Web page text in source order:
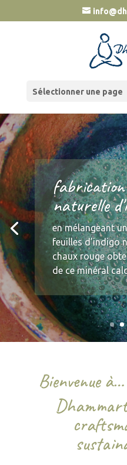
Sélectionner une page
fabrication
naturelle
en mélangeant
feuilles d’indigo
chaux rouge
de ce minéral
Bienvenue à…